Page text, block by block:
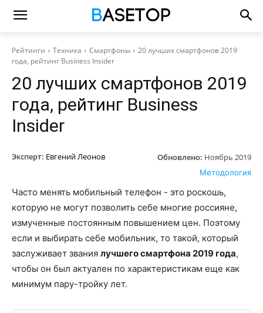
Рейтинги Техника Смартфоны
20 лучших смартфонов 2019
года, рейтинг Business Insider
20 лучших смартфонов 2019
года, рейтинг Business
Insider
Эксперт: Евгений Леонов Обновлено: Ноябрь 2019
Методология
Часто менять мобильный телефон - это роскошь,
которую не могут позволить себе многие россияне,
измученные постоянным повышением цен. Поэтому
если и выбирать себе мобильник, то такой, который
заслуживает звания лучшего смартфона 2019 года,
чтобы он был актуален по характеристикам еще как
минимум пару-тройку лет.